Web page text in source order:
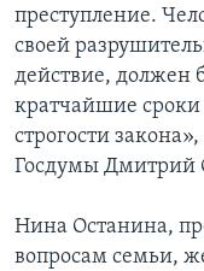
преступление.
своей
действие, должен
кратчайшие
строгости
Госдумы Дмитрий
Нина Останина,
вопросам семьи,